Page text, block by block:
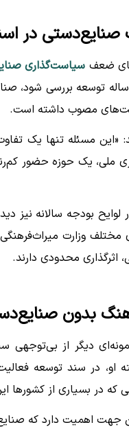
در
ضعف سیاست‌گذاری
توسعه بررسی شود،
مصوب داشته است.
«این مسئله تنها یک
ملی، یک حوزه حضور
بودجه سالانه نیز
وزارت
اثرگذاری محدودی دارند.
بدون
دیگر از
او، در سند توسعه
که در بسیاری از
جهت اهمیت دارد که